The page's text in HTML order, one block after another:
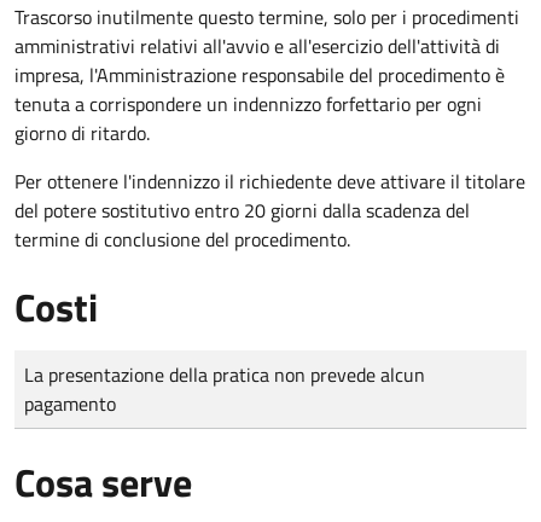
Trascorso inutilmente questo termine, solo per i procedimenti
amministrativi relativi all'avvio e all'esercizio dell'attività di
impresa, l'Amministrazione responsabile del procedimento è
tenuta a corrispondere un indennizzo forfettario per ogni
giorno di ritardo.
Per ottenere l'indennizzo il richiedente deve attivare il titolare
del potere sostitutivo entro 20 giorni dalla scadenza del
termine di conclusione del procedimento.
Costi
Tipo di pagamento
Importo
La presentazione della pratica non prevede alcun
pagamento
Cosa serve